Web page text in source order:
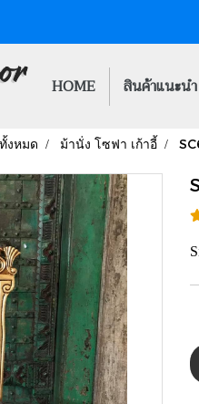
HOME สินค้าแนะนำ
งหมด ม้านั่ง โซฟา เก้าอี้